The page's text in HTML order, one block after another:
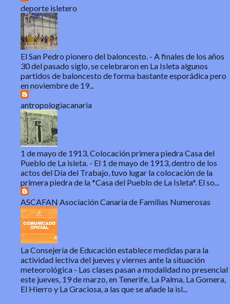
deporte isletero
El San Pedro pionero del baloncesto. - A finales de los años
30 del pasado siglo, se celebraron en La Isleta algunos
partidos de baloncesto de forma bastante esporádica pero
en noviembre de 19...
antropologiacanaria
1 de mayo de 1913, Colocación primera piedra Casa del
Pueblo de La isleta. - El 1 de mayo de 1913, dentro de los
actos del Día del Trabajo, tuvo lugar la colocación de la
primera piedra de la *Casa del Pueblo de La Isleta*. El so...
ASCAFAN Asociación Canaria de Familias Numerosas
La Consejería de Educación establece medidas para la
actividad lectiva del jueves y viernes ante la situación
meteorológica - Las clases pasan a modalidad no presencial
este jueves, 19 de marzo, en Tenerife, La Palma, La Gomera,
El Hierro y La Graciosa, a las que se añade la isl...